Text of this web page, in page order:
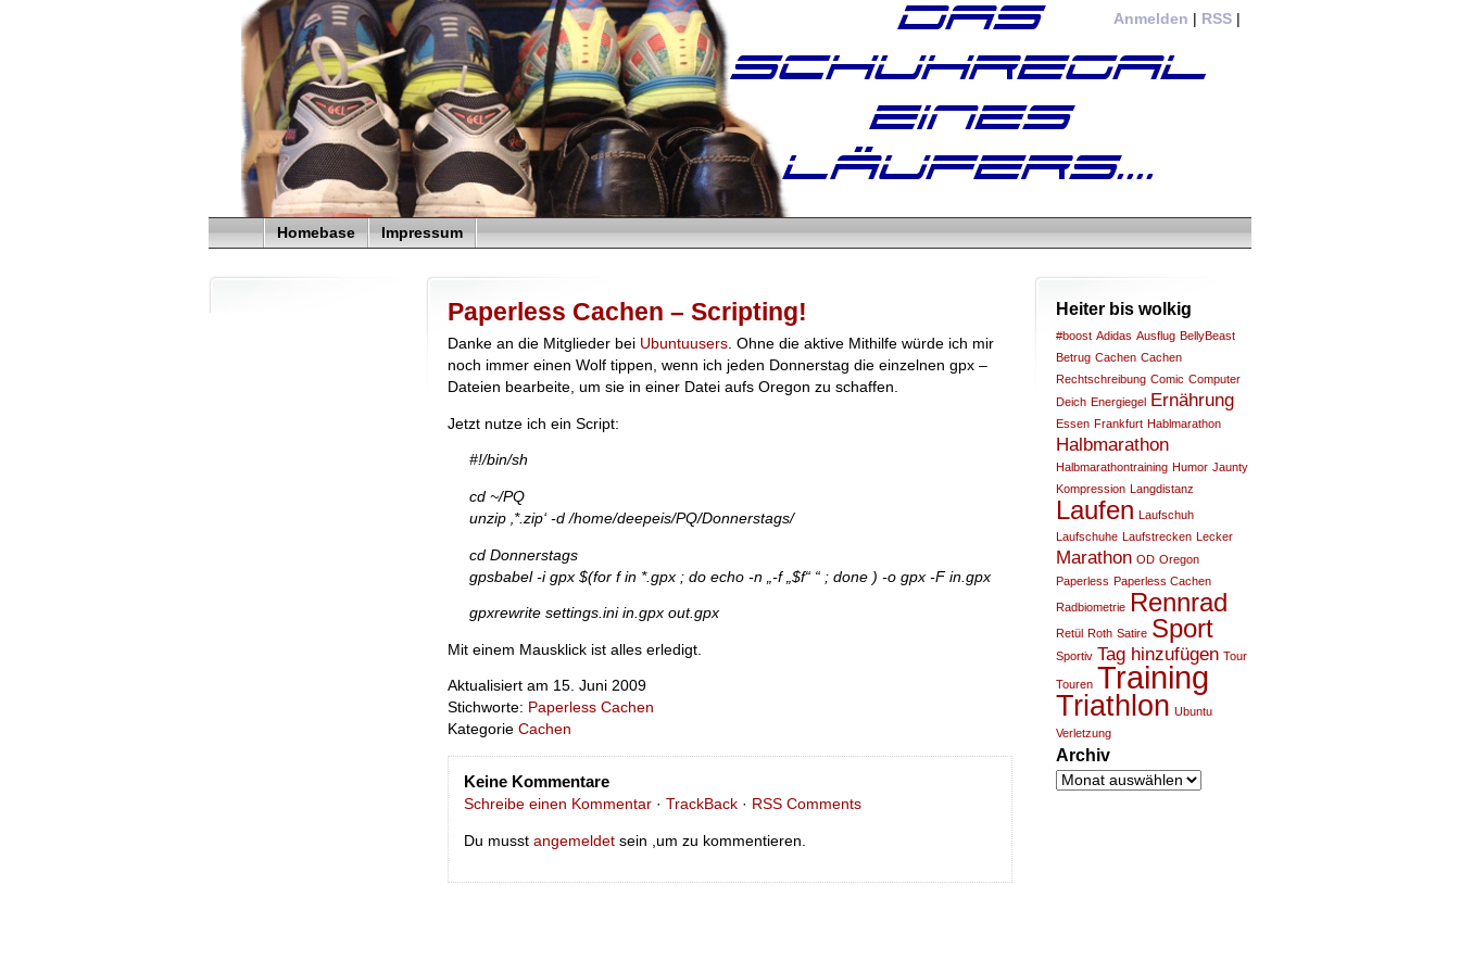
Anmelden RSS
Homebase Impressum
Heiter bis wolkig
#boost Adidas Ausflug BellyBeast
Betrug Cachen Cachen
Rechtschreibung Comic Computer
Deich Energiegel Ernährung
Essen Frankfurt Hablmarathon
Halbmarathon
Halbmarathontraining Humor Jaunty
Kompression Langdistanz
Laufen Laufschuh
Laufschuhe Laufstrecken Lecker
Marathon OD Oregon
Paperless Paperless Cachen
Radbiometrie Rennrad
Retül Roth Satire Sport
Sportiv Tag hinzufügen Tour
Touren Training
Triathlon Ubuntu
Verletzung
Archiv
Archiv
Paperless Cachen – Scripting!
Danke an die Mitglieder bei Ubuntuusers. Ohne die aktive Mithilfe würde ich mir
noch immer einen Wolf tippen, wenn ich jeden Donnerstag die einzelnen gpx –
Dateien bearbeite, um sie in einer Datei aufs Oregon zu schaffen.
Jetzt nutze ich ein Script:
#!/bin/sh
cd ~/PQ
unzip ‚*.zip‘ -d /home/deepeis/PQ/Donnerstags/
cd Donnerstags
gpsbabel -i gpx $(for f in *.gpx ; do echo -n „-f „$f“ “ ; done ) -o gpx -F in.gpx
gpxrewrite settings.ini in.gpx out.gpx
Mit einem Mausklick ist alles erledigt.
Aktualisiert am 15. Juni 2009
Stichworte: Paperless Cachen
Kategorie Cachen
Keine Kommentare
Schreibe einen Kommentar· TrackBack· RSS Comments
Du musst angemeldetsein ,um zu kommentieren.